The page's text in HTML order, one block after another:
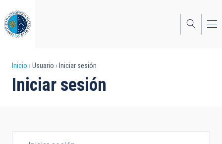
al
contenido
principal
Sobrescribir
enlaces
Inicio Usuario Iniciar sesión
Iniciar sesión